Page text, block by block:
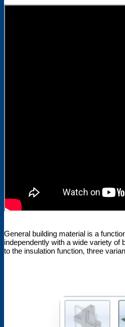
General building material is a
independently with a wide variety of
to the insulation function, three